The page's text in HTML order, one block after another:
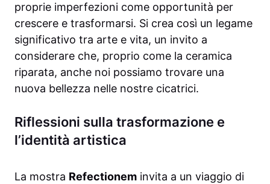
proprie imperfezioni come opportunità per
crescere e trasformarsi. Si crea così un legame
significativo tra arte e vita, un invito a
considerare che, proprio come la ceramica
riparata, anche noi possiamo trovare una
nuova bellezza nelle nostre cicatrici.
Riflessioni sulla trasformazione e
l’identità artistica
La mostra Refectionem invita a un viaggio di